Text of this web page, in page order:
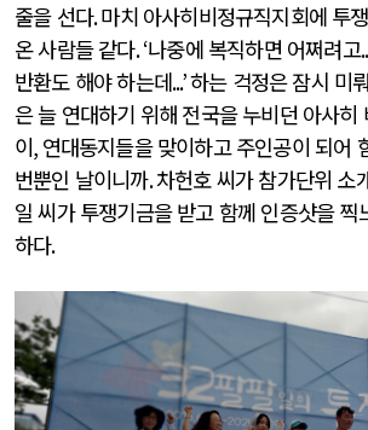
줄을 선다.마치 아사히비정규직지회에 투
온 사람들 같다. ‘나중에 복직하면 어쩌려고
반환도 해야 하는데...’하는 걱정은 잠시 미
은 늘 연대하기 위해 전국을 누비던 아사히
이, 연대동지들을 맞이하고 주인공이 되어
번뿐인 날이니까.차헌호 씨가 참가단위 소
일 씨가 투쟁기금을 받고 함께 인증샷을 찍
하다.